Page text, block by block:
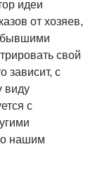
идеи
от хозяев,
бывшими
свой
зависит, с
виду
с
нашим